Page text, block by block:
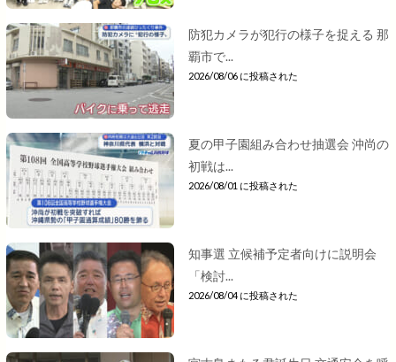
防犯カメラが犯行の様子を捉える 那
覇市で...
2026/08/06 に投稿された
夏の甲子園組み合わせ抽選会 沖尚の
初戦は...
2026/08/01 に投稿された
知事選 立候補予定者向けに説明会
「検討...
2026/08/04 に投稿された